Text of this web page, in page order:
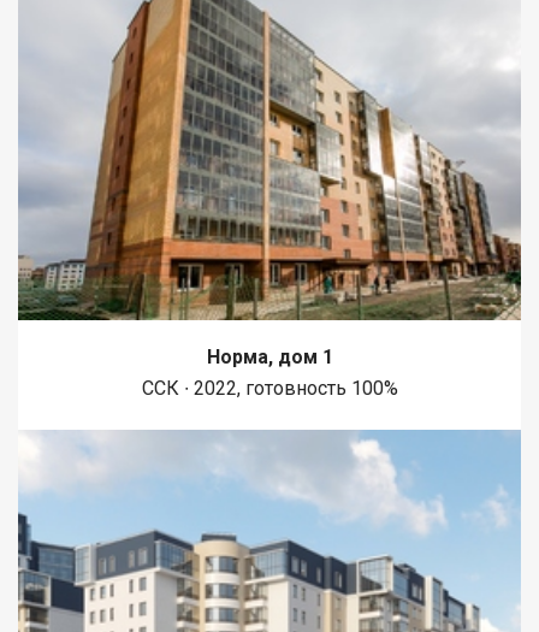
Норма, дом 1
ССК ∙ 2022, готовность 100%